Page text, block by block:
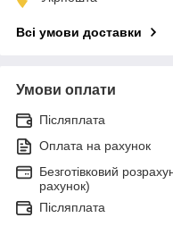
Всі умови доставки
Умови оплати
Післяплата
Оплата на рахунок
Безготівковий
рахунок)
Післяплата